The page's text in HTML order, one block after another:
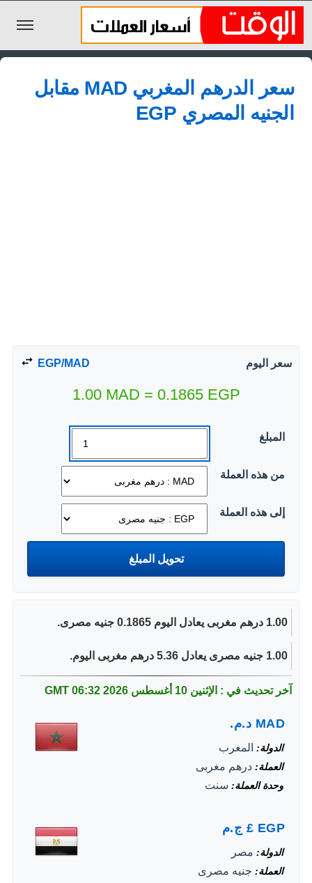
الليرة السورية
الجنيه المصري
الريال السعودي
سعر الدرهم المغربي MAD مقابل
الجنيه المصري EGP
سعر اليوم EGP/MAD
1.00 MAD = 0.1865 EGP
المبلغ
من هذه العملة
إلى هذه العملة
1.00 درهم مغربى يعادل اليوم 0.1865 جنيه مصرى.
1.00 جنيه مصرى يعادل 5.36 درهم مغربى اليوم.
آخر تحديث في : الإثنين 10 أغسطس 2026 06:32 GMT
MAD د.م.
الدولة المغرب
العملة درهم مغربى
وحدة العملة سنت
EGP
£ ج.م
الدولة مصر
العملة جنيه مصرى